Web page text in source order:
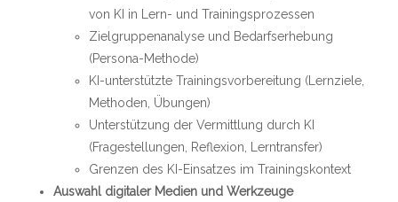
von KI in Lern- und Trainingsprozessen
Zielgruppenanalyse und Bedarfserhebung
(Persona-Methode)
KI-unterstützte Trainingsvorbereitung (Lernziele,
Methoden, Übungen)
Unterstützung der Vermittlung durch KI
(Fragestellungen, Reflexion, Lerntransfer)
Grenzen des KI-Einsatzes im Trainingskontext
Auswahl digitaler Medien und Werkzeuge